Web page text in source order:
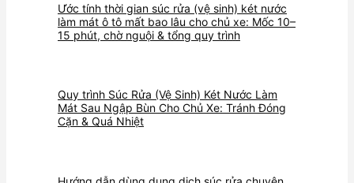
Ước tính thời gian súc rửa (vệ sinh) két nước
làm mát ô tô mất bao lâu cho chủ xe: Mốc 10–
15 phút, chờ nguội & tổng quy trình
Quy trình Súc Rửa (Vệ Sinh) Két Nước Làm
Mát Sau Ngập Bùn Cho Chủ Xe: Tránh Đóng
Cặn & Quá Nhiệt